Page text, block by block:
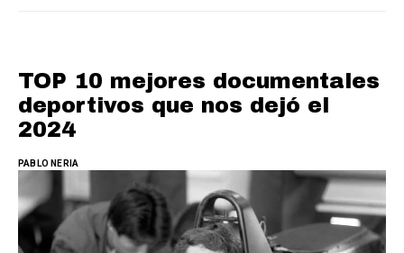
TOP 10 mejores documentales
deportivos que nos dejó el
2024
PABLO NERIA